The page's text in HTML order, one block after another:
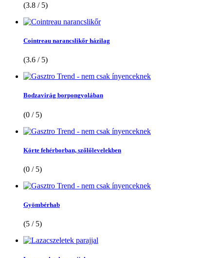
(3.8 / 5)
Cointreau narancslikőr házilag
(3.6 / 5)
Bodzavirág borpongyolában
(0 / 5)
Körte fehérborban, szőlőlevelekben
(0 / 5)
Gyömbérhab
(5 / 5)